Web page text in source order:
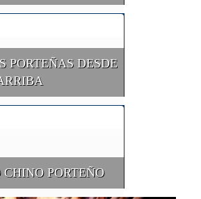
PORTEÑAS DESDE
PORTEÑO